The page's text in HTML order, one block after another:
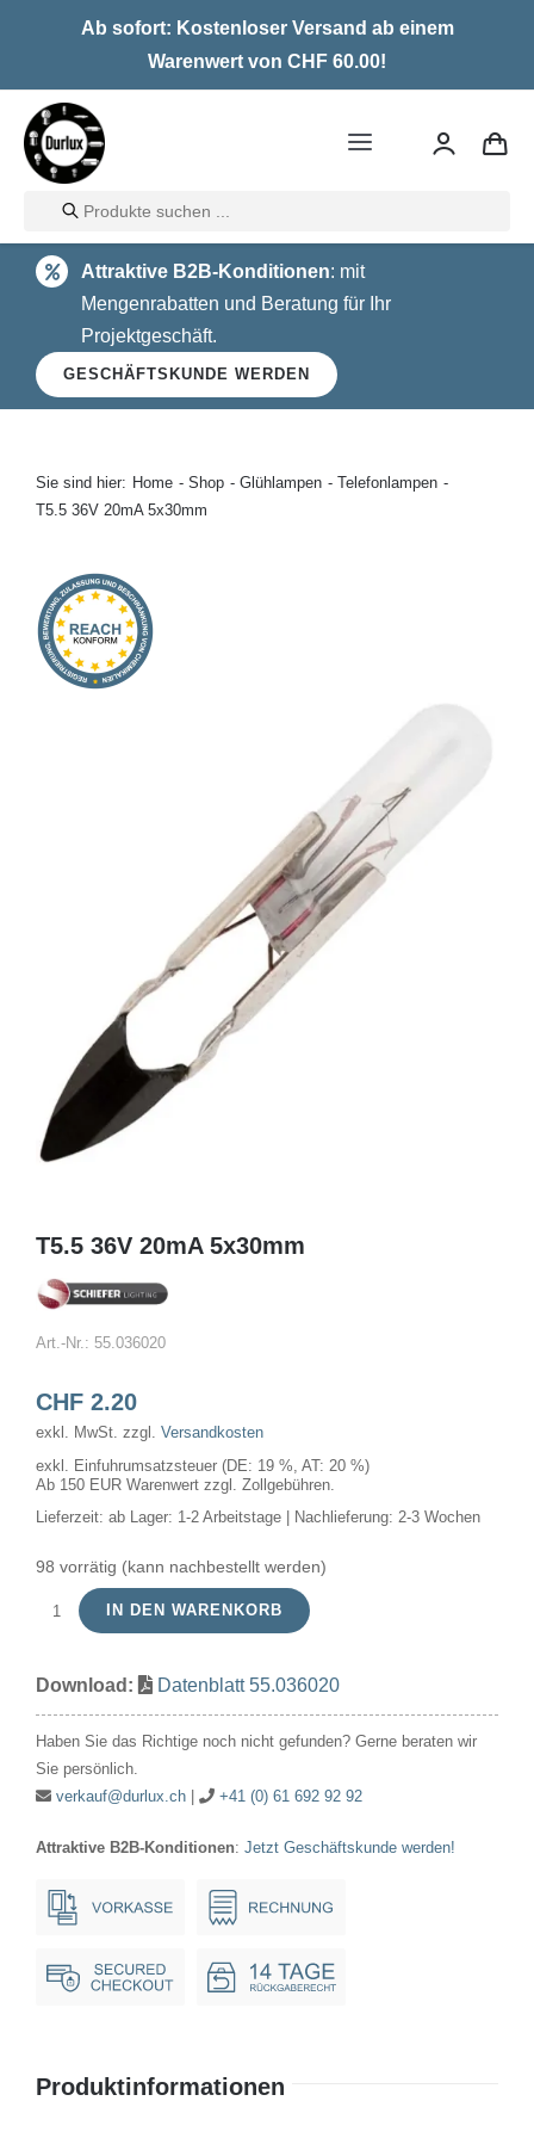
Ab sofort: Kostenloser Versand ab einem
Warenwert von CHF 60.00!
Toggle
Home
LED
Halogen
Glühlampen
Kontakt
Products
search
Attraktive B2B-Konditionen: mit
Mengenrabatten und Beratung für Ihr
Projektgeschäft.
GESCHÄFTSKUNDE WERDEN
Sie sind hier: Home Shop Glühlampen
Telefonlampen
T5.5 36V 20mA 5x30mm
T5.5 36V 20mA 5x30mm
Art.-Nr.: 55.036020
CHF2.20
exkl. MwSt. zzgl. Versandkosten
exkl. Einfuhrumsatzsteuer (DE: 19 %, AT: 20 %)
Ab 150 EUR Warenwert zzgl. Zollgebühren.
Lieferzeit: ab Lager: 1-2 Arbeitstage | Nachlieferung: 2-3 Wochen
98 vorrätig (kann nachbestellt werden)
T5.5
20mA
Menge
IN DEN WARENKORB
Download: Datenblatt 55.036020
Haben Sie das Richtige noch nicht gefunden? Gerne beraten wir
Sie persönlich.
verkauf@durlux.ch| +41 (0) 61 692 92 92
Attraktive B2B-Konditionen: Jetzt Geschäftskunde werden!
Produktinformationen